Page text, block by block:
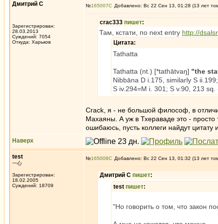
Дмитрий С
Зарегистрирован:
28.03.2013
Суждений: 7054
Откуда: Харьков
№165007 Добавлено: Вс 22 Сен 13, 01:28 (13 лет
crac333 пишет:
Там, кстати, по next entry http://
Цитата:
Tathatta
Tathatta (nt.) [*tathātvaŋ] "the
Nibbāna D i.175, similarly S
S iv.294=M i. 301; S v.90, 213
Crack, я - не большой философ, в
Махаяны. А уж в Тхераваде это -
ошибаюсь, пусть коллеги найдут цитату
Наверх
test
一心
Зарегистрирован:
18.02.2005
Суждений: 18709
№165008 Добавлено: Вс 22 Сен 13, 01:32 (13 лет
Дмитрий С пишет:
test пишет:
"Но говорить о том, что закон